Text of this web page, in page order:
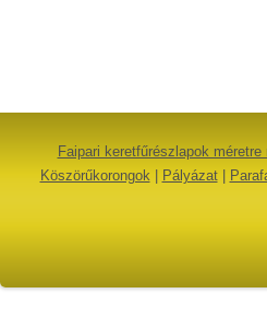
Faipari keretfűrészlapok méretre
Köszörűkorongok| Pályázat|